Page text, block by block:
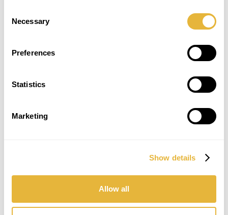
Selection
Necessary
Preferences
Statistics
Marketing
Show details
Allow all
SUBSCREVER NEWSLETTER